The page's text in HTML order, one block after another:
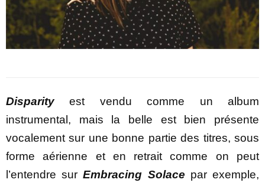
Disparityest vendu comme un album
instrumental, mais la belle est bien présente
vocalement sur une bonne partie des titres, sous
forme aérienne et en retrait comme on peut
l’entendre surEmbracing Solace par exemple,